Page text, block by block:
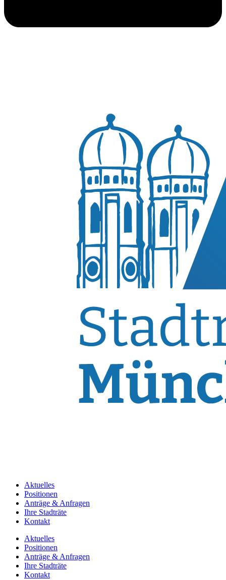
Aktuelles
Positionen
Anträge & Anfragen
Ihre Stadträte
Kontakt
Aktuelles
Positionen
Anträge & Anfragen
Ihre Stadträte
Kontakt